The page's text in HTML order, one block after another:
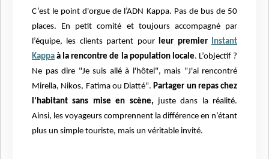
C’est le point d'orgue de l’ADN Kappa. Pas de bus de 50
places. En petit comité et toujours accompagné par
l’équipe, les clients partent pour leur premier Instant
Kappa à la rencontre de la population locale. L’objectif ?
Ne pas dire "Je suis allé à l'hôtel", mais "J'ai rencontré
Mirella, Nikos, Fatima ou Diatté".Partager un repas chez
l’habitant sans mise en scène, juste dans la réalité.
Ainsi, les voyageurs comprennent la différence en n’étant
plus un simple touriste, mais un véritable invité.